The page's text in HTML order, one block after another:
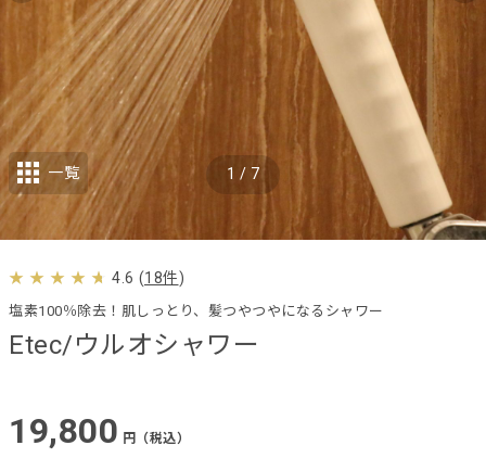
Etec/ウルオシャワー
塩素100％除去！肌しっとり、髪つやつやになるシャワー
4.6 (18件)
19,800 円（税込）
1 / 7
一覧